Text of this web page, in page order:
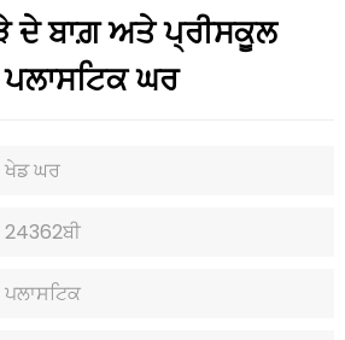
ਦੇ ਬਾਗ਼ ਅਤੇ ਪ੍ਰੀਸਕੂਲ
ਘਰ
ਖੇਡ ਘਰ
24362ਬੀ
ਪਲਾਸਟਿਕ